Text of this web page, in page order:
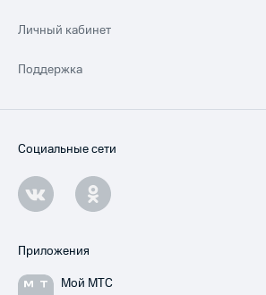
Личный кабинет
Поддержка
Социальные сети
Приложения
Мой МТС